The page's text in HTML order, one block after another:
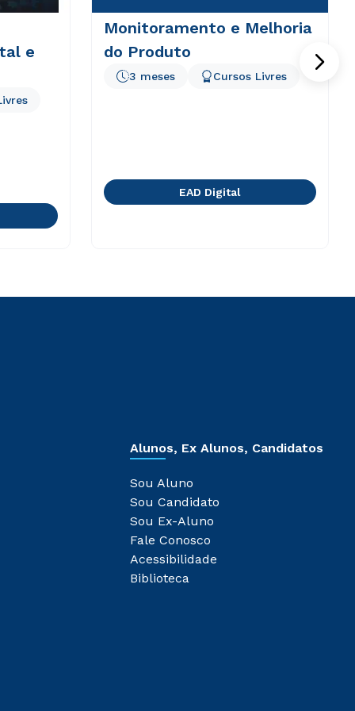
e
Monitoramento e Melhoria
do Produto
3 meses Cursos Livres
EAD Digital
Alunos, Ex Alunos, Candidatos
Sou Aluno
Sou Candidato
Sou Ex-Aluno
Fale Conosco
Acessibilidade
Biblioteca